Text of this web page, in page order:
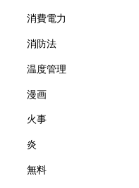
消費電力
消防法
温度管理
漫画
火事
炎
無料